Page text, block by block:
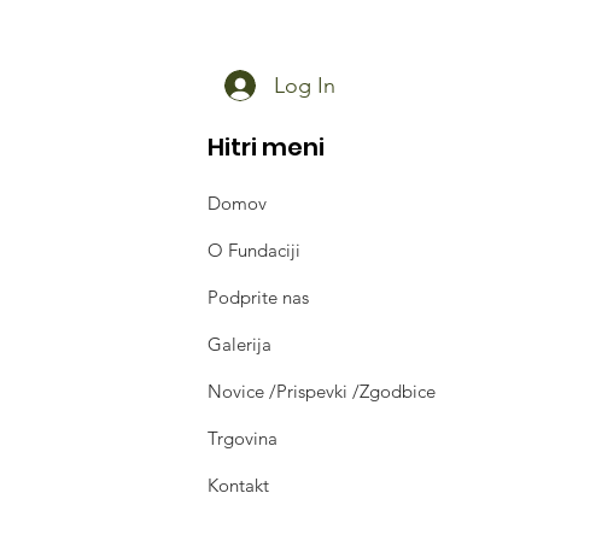
Log In
Hitri meni
Domov
O Fundaciji
Podprite nas
Galerija
Novice /Prispevki /Zgodbice
Trgovina
Kontakt